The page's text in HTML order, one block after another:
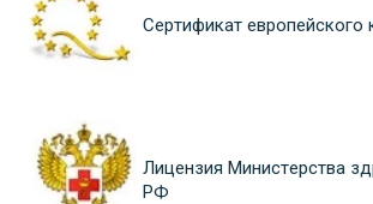
Сертификат европейского
Лицензия Министерства
РФ